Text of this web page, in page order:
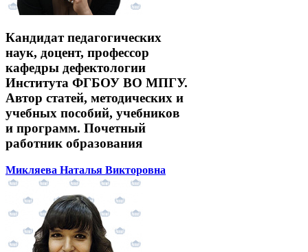
Кандидат педагогических
наук, доцент, профессор
кафедры дефектологии
Института ФГБОУ ВО МПГУ.
Автор статей, методических и
учебных пособий, учебников
и программ. Почетный
работник образования
Микляева Наталья Викторовна